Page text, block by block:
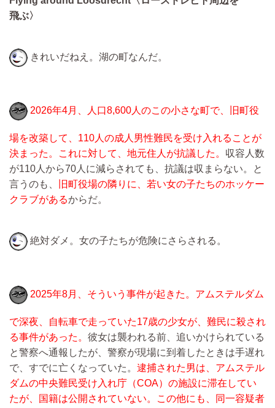
飛ぶ〉
きれいだねえ。湖の町なんだ。
2026年4月、人口8,600人のこの小さな町で、旧町役
場を改築して、110人の成人男性難民を受け入れることが
決まった。これに対して、地元住人が抗議した。 収容人数
が110人から70人に減らされても、抗議は収まらない。と
言うのも、
旧町役場の隣りに、若い女の子たちのホッケー
クラブがあるからだ。
絶対ダメ。女の子たちが危険にさらされる。
2025年8月、そういう事件が起きた。アムステルダム
で深夜、自転車で走っていた17歳の少女が、難民に殺され
る事件があった。 彼女は襲われる前、追いかけられている
と警察へ通報したが、警察が現場に到着したときは手遅れ
で、すでに亡くなっていた。 逮捕された男は、アムステル
ダムの中央難民受け入れ庁（COA）の施設に滞在してい
たが、国籍は公開されていない。この他にも、同一容疑者